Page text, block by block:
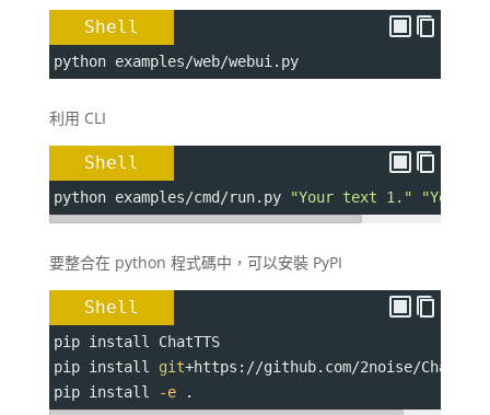
Shell
python examples/web/webui.py
利用 CLI
Shell
python examples/cmd/run.py "Your text 1." "Your
要整合在 python 程式碼中，可以安裝 PyPI
Shell
pip install ChatTTS
pip install git+https://github.com/2noise/ChatTTS
pip install
-e .